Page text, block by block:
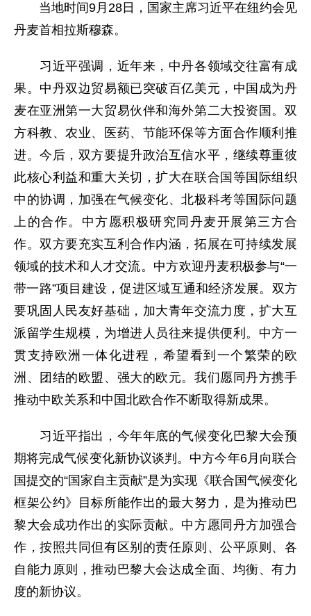
当地时间9月28日，国家主席习近平在纽约会见
丹麦首相拉斯穆森。
习近平强调，近年来，中丹各领域交往富有成
果。中丹双边贸易额已突破百亿美元，中国成为丹
麦在亚洲第一大贸易伙伴和海外第二大投资国。双
方科教、农业、医药、节能环保等方面合作顺利推
进。今后，双方要提升政治互信水平，继续尊重彼
此核心利益和重大关切，扩大在联合国等国际组织
中的协调，加强在气候变化、北极科考等国际问题
上的合作。中方愿积极研究同丹麦开展第三方合
作。双方要充实互利合作内涵，拓展在可持续发展
领域的技术和人才交流。中方欢迎丹麦积极参与“一
带一路”项目建设，促进区域互通和经济发展。双方
要巩固人民友好基础，加大青年交流力度，扩大互
派留学生规模，为增进人员往来提供便利。中方一
贯支持欧洲一体化进程，希望看到一个繁荣的欧
洲、团结的欧盟、强大的欧元。我们愿同丹方携手
推动中欧关系和中国北欧合作不断取得新成果。
习近平指出，今年年底的气候变化巴黎大会预
期将完成气候变化新协议谈判。中方今年6月向联合
国提交的“国家自主贡献”是为实现《联合国气候变化
框架公约》目标所能作出的最大努力，是为推动巴
黎大会成功作出的实际贡献。中方愿同丹方加强合
作，按照共同但有区别的责任原则、公平原则、各
自能力原则，推动巴黎大会达成全面、均衡、有力
度的新协议。